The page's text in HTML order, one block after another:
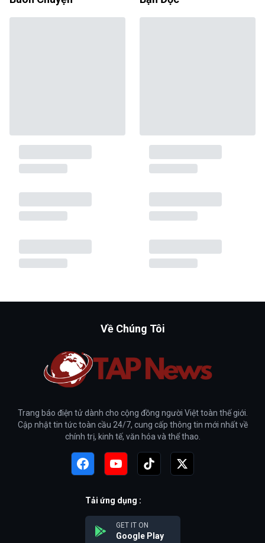
Về Chúng Tôi
Trang báo điện tử dành cho cộng đồng người Việt toàn thế giới.
Cập nhật tin tức toàn cầu 24/7, cung cấp thông tin mới nhất về
chính trị, kinh tế, văn hóa và thể thao.
Tải ứng dụng :
GET IT ON
Google Play